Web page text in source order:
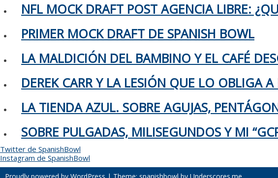
NFL MOCK DRAFT POST AGENCIA LIBRE:
PRIMER MOCK DRAFT DE SPANISH BOWL
LA MALDICIÓN DEL BAMBINO Y EL CAFÉ
DEREK CARR Y LA LESIÓN QUE LO OBLIGA A
LA TIENDA AZUL. SOBRE AGUJAS,
SOBRE PULGADAS, MILISEGUNDOS Y MI
Twitter de SpanishBowl
Instagram de SpanishBowl